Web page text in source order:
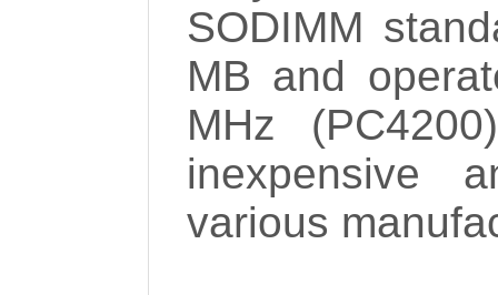
SODIMM
MB and
MHz
inexpensive
various